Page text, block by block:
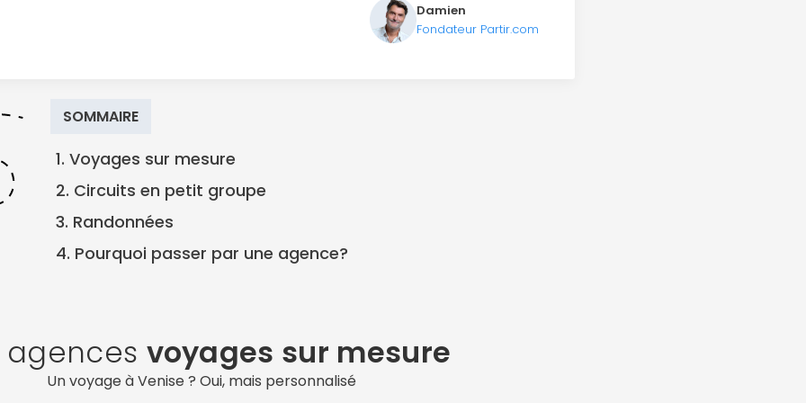
Damien
Fondateur Partir.com
SOMMAIRE
1. Voyages sur mesure
2. Circuits en petit groupe
3. Randonnées
4. Pourquoi passer par une agence?
agences voyages sur mesure
Un voyage à Venise ? Oui, mais personnalisé